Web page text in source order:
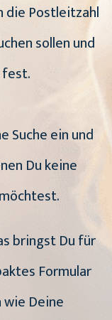
die Postleitzahl
sollen und
Suche ein und
Du keine
bringst Du für
Formular
wie Deine